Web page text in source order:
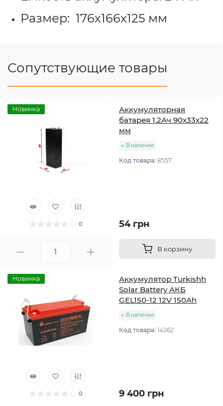
Размер: 176х166х125 мм
Сопутствующие товары
Новинка
0
Аккумуляторная
батарея 1.2Ач 90х33х22
мм
В наличии
Код товара: 8557
54 грн
В корзину
Новинка
0
Аккумулятор Turkishh
Solar Battery АКБ
GEL150-12 12V 150Ah
В наличии
Код товара: 14262
9 400 грн